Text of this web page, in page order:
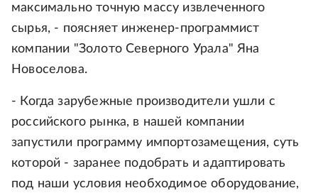
максимально точную массу извлеченного
сырья, - поясняет инженер-программист
компании "Золото Северного Урала" Яна
Новоселова.
- Когда зарубежные производители ушли с
российского рынка, в нашей компании
запустили программу импортозамещения, суть
которой - заранее подобрать и адаптировать
под наши условия необходимое оборудование,